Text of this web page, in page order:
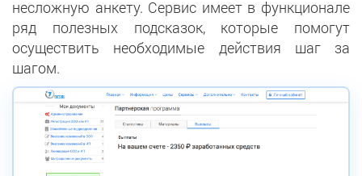
несложную анкету. Сервис имеет в функционале
ряд полезных подсказок, которые помогут
осуществить необходимые действия шаг за
шагом.